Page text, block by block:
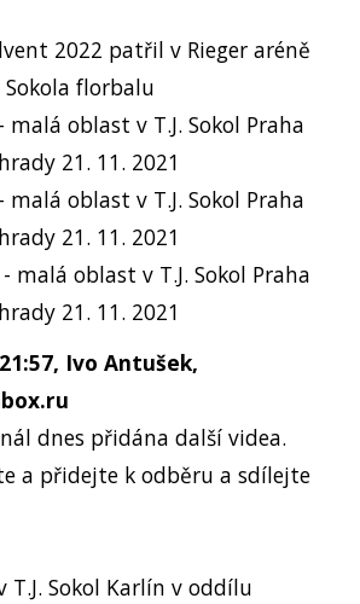
2022 patřil v Rieger aréně
florbalu
malá oblast v T.J. Sokol Praha
21. 11. 2021
malá oblast v T.J. Sokol Praha
21. 11. 2021
malá oblast v T.J. Sokol Praha
21. 11. 2021
Ivo Antušek,
dnes přidána další videa.
a přidejte k odběru a sdílejte
T.J. Sokol Karlín v oddílu